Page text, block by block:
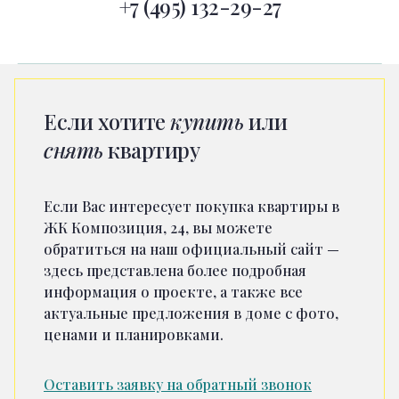
+7 (495) 132-29-27
Если хотите купитьили
снятьквартиру
Если Вас интересует покупка квартиры в
ЖК Композиция, 24, вы можете
обратиться на наш официальный сайт —
здесь представлена более подробная
информация о проекте, а также все
актуальные предложения в доме с фото,
ценами и планировками.
Оставить заявку на обратный звонок